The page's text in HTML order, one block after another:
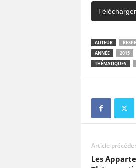
AUTEUR
ANNÉE
2015
THÉMATIQUES
Article
Les